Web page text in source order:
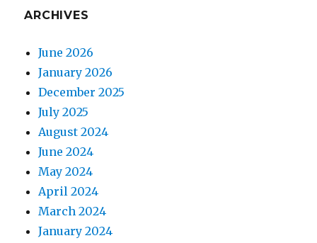
ARCHIVES
June 2026
January 2026
December 2025
July 2025
August 2024
June 2024
May 2024
April 2024
March 2024
January 2024